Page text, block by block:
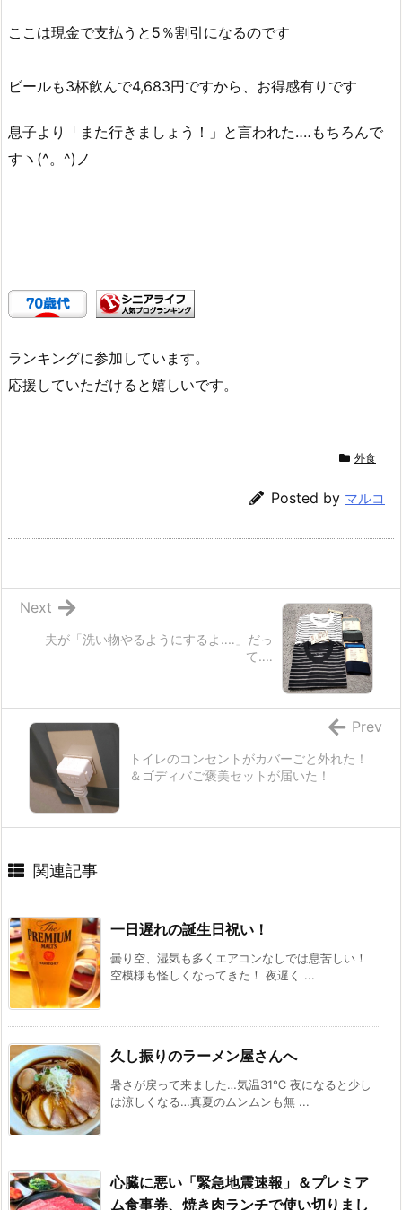
ここは現金で支払うと5％割引になるのです
ビールも3杯飲んで4,683円ですから、お得感有りです
息子より「また行きましょう！」と言われた‥‥もちろんで
すヽ(^。^)ノ
ランキングに参加しています。
応援していただけると嬉しいです。
外食
Posted by マルコ
夫が「洗い物やるようにするよ‥‥」だっ
て‥‥
Next
トイレのコンセントがカバーごと外れた！
＆ゴディバご褒美セットが届いた！
Prev
関連記事
一日遅れの誕生日祝い！
曇り空、湿気も多くエアコンなしでは息苦しい！
空模様も怪しくなってきた！ 夜遅く ...
久し振りのラーメン屋さんへ
暑さが戻って来ました…気温31℃ 夜になると少し
は涼しくなる…真夏のムンムンも無 ...
心臓に悪い「緊急地震速報」＆プレミア
ム食事券、焼き肉ランチで使い切りまし